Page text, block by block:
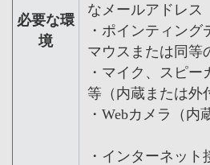
必要な環
境
なメールアドレス
・ポインティン
マウスまたは同等
・マイク、スピ
等（内蔵または外
・Webカメラ（内
・インターネット